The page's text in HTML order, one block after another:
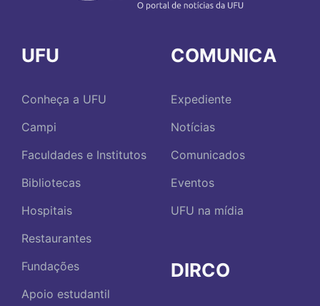
UFU
Conheça a UFU
Campi
Faculdades e Institutos
Bibliotecas
Hospitais
Restaurantes
Fundações
Apoio estudantil
COMUNICA
Expediente
Notícias
Comunicados
Eventos
UFU na mídia
DIRCO